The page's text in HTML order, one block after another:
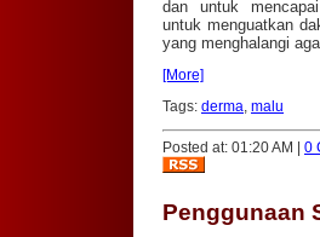
dan untuk
untuk menguatkan
yang menghalangi
[More]
Tags: derma, malu
Posted at: 01:20 AM | 0
Penggunaan